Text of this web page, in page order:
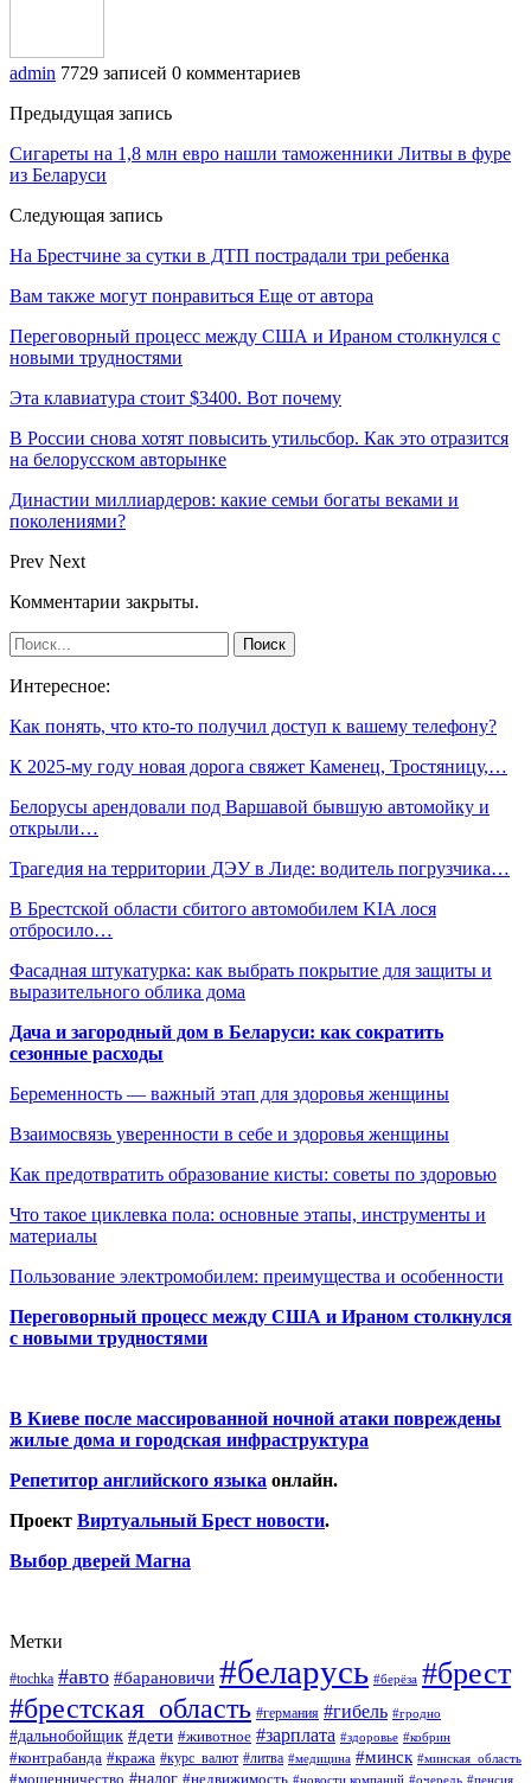
admin 7729 записей 0 комментариев
Предыдущая запись
Сигареты на 1,8 млн евро нашли таможенники Литвы в фуре
из Беларуси
Следующая запись
На Брестчине за сутки в ДТП пострадали три ребенка
Вам также могут понравиться Еще от автора
Переговорный процесс между США и Ираном столкнулся с
новыми трудностями
Эта клавиатура стоит $3400. Вот почему
В России снова хотят повысить утильсбор. Как это отразится
на белорусском авторынке
Династии миллиардеров: какие семьи богаты веками и
поколениями?
Prev Next
Комментарии закрыты.
Интересное:
Как понять, что кто-то получил доступ к вашему телефону?
К 2025-му году новая дорога свяжет Каменец, Тростяницу,…
Белорусы арендовали под Варшавой бывшую автомойку и
открыли…
Трагедия на территории ДЭУ в Лиде: водитель погрузчика…
В Брестской области сбитого автомобилем KIA лося
отбросило…
Фасадная штукатурка: как выбрать покрытие для защиты и
выразительного облика дома
Дача и загородный дом в Беларуси: как сократить
сезонные расходы
Беременность — важный этап для здоровья женщины
Взаимосвязь уверенности в себе и здоровья женщины
Как предотвратить образование кисты: советы по здоровью
Что такое циклевка пола: основные этапы, инструменты и
материалы
Пользование электромобилем: преимущества и особенности
Переговорный процесс между США и Ираном столкнулся
с новыми трудностями
В Киеве после массированной ночной атаки повреждены
жилые дома и городская инфраструктура
Репетитор английского языка онлайн.
Проект Виртуальный Брест новости.
Выбор дверей Магна
Метки
#tochka #авто #барановичи #беларусь #берёза #брест
#брестская_область #германия #гибель #гродно
#дальнобойщик #дети #животное #зарплата #здоровье #кобрин
#контрабанда #кража #курс_валют #литва #медицина #минск #минская_область
#мошенничество #налог #недвижимость #новости компаний #очередь #пенсия